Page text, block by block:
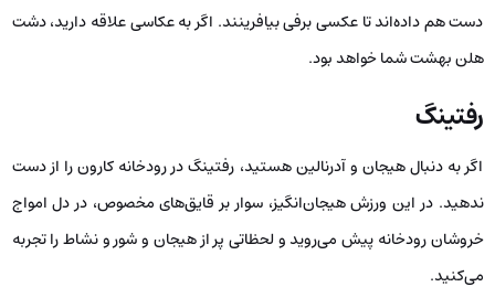
دست هم داده‌اند تا عکسی برفی بیافرینند. اگر به عکاسی علاقه دارید، دشت
هلن بهشت شما خواهد بود.
رفتینگ
اگر به دنبال هیجان و آدرنالین هستید، رفتینگ در رودخانه کارون را از دست
ندهید. در این ورزش هیجان‌انگیز، سوار بر قایق‌های مخصوص، در دل امواج
خروشان رودخانه پیش می‌روید و لحظاتی پر از هیجان و شور و نشاط را تجربه
می‌کنید.